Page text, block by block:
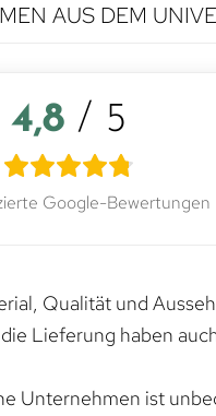
AUS DEM
4,8 / 5
Google-Bewertungen
Qualität und
Lieferung haben
Unternehmen ist